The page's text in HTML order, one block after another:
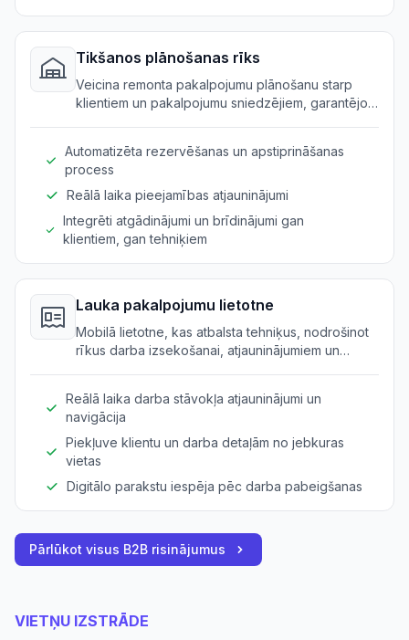
Tikšanos plānošanas rīks
Veicina remonta pakalpojumu plānošanu starp
klientiem un pakalpojumu sniedzējiem, garantējot
Automatizēta rezervēšanas un apstiprināšanas
process
Reālā laika pieejamības atjauninājumi
Integrēti atgādinājumi un brīdinājumi gan
klientiem, gan tehniķiem
Lauka pakalpojumu lietotne
Mobilā lietotne, kas atbalsta tehniķus, nodrošinot
rīkus darba izsekošanai, atjauninājumiem un
Reālā laika darba stāvokļa atjauninājumi un
navigācija
Piekļuve klientu un darba detaļām no jebkuras
vietas
Digitālo parakstu iespēja pēc darba pabeigšanas
Pārlūkot visus B2B risinājumus
VIETŅU IZSTRĀDE